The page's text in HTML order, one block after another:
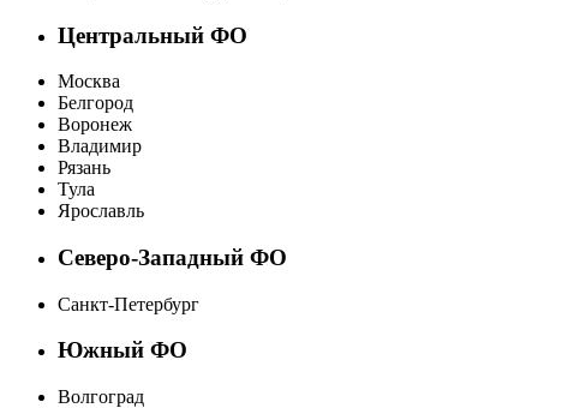
Центральный ФО
Москва
Белгород
Воронеж
Владимир
Рязань
Тула
Ярославль
Северо-Западный ФО
Санкт-Петербург
Южный ФО
Волгоград